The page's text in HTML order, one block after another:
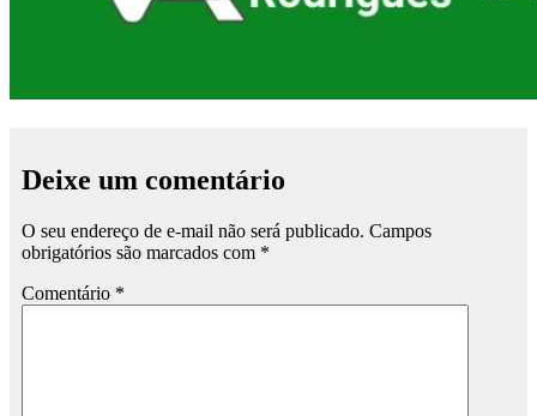
Deixe um comentário
O seu endereço de e-mail não será publicado. Campos
obrigatórios são marcados com *
Comentário *